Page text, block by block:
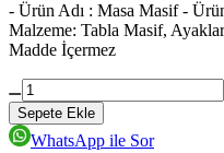
- Ürün Adı : Masa Masif -
Malzeme: Tabla Masif,
Madde İçermez
Sepete Ekle
WhatsApp ile Sor